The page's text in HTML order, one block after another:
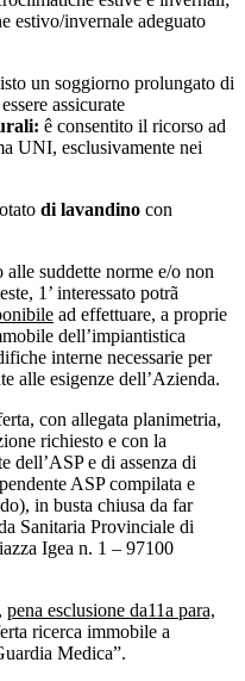
estivo/invernale adeguato
un soggiorno prolungato di
assicurate
ê consentito il ricorso ad
UNI, esclusivamente nei
di lavandino con
suddette norme e/o non
1’ interessato potrã
ad effettuare, a proprie
dell’impiantistica
interne necessarie per
alle esigenze dell’Azienda.
con allegata planimetria,
richiesto e con la
dell’ASP e di assenza di
ASP compilata e
in busta chiusa da far
Sanitaria Provinciale di
Igea n. 1 – 97100
pena esclusione da11a para,
ricerca immobile a
Medica”.